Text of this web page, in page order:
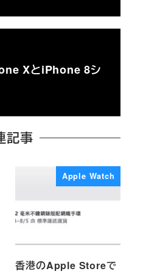
XとiPhone 8シ
記事
Apple Watch
香港のApple Storeで